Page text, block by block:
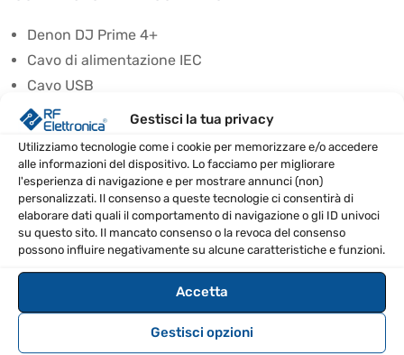
Gestisci la tua privacy
Utilizziamo tecnologie come i cookie per memorizzare e/o accedere
alle informazioni del dispositivo. Lo facciamo per migliorare
l'esperienza di navigazione e per mostrare annunci (non)
personalizzati. Il consenso a queste tecnologie ci consentirà di
elaborare dati quali il comportamento di navigazione o gli ID univoci
su questo sito. Il mancato consenso o la revoca del consenso
possono influire negativamente su alcune caratteristiche e funzioni.
Accetta
Gestisci opzioni
Denon DJ Prime 4+
Cavo di alimentazione IEC
Cavo USB
Manuale utente / Guida rapida
Garanzia ufficiale Denon DJ
CONSIGLI D’USO
Utilizzare il sistema operativo Engine DJ per
l’aggiornamento dei software.
Provare la separazione ‘Stems’ per mixare in modo